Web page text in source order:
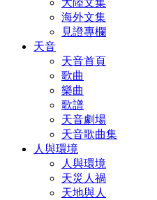
海外文集
見證專欄
天音
天音首頁
歌曲
樂曲
歌譜
天音劇場
天音歌曲集
人與環境
人與環境
天災人禍
天地與人